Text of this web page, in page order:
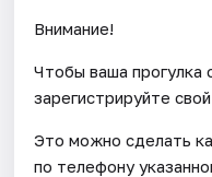
Внимание!
Чтобы ваша прогулка
зарегистрируйте
Это можно сделать
по телефону